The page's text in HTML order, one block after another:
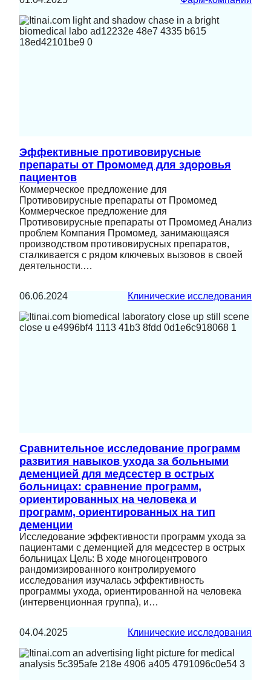
Эффективные противовирусные
препараты от Промомед для здоровья
пациентов
Коммерческое предложение для
Противовирусные препараты от Промомед
Коммерческое предложение для
Противовирусные препараты от Промомед Анализ
проблем Компания Промомед, занимающаяся
производством противовирусных препаратов,
сталкивается с рядом ключевых вызовов в своей
деятельности.…
06.06.2024 Клинические исследования
Сравнительное исследование программ
развития навыков ухода за больными
деменцией для медсестер в острых
больницах: сравнение программ,
ориентированных на человека и
программ, ориентированных на тип
деменции
Исследование эффективности программ ухода за
пациентами с деменцией для медсестер в острых
больницах Цель: В ходе многоцентрового
рандомизированного контролируемого
исследования изучалась эффективность
программы ухода, ориентированной на человека
(интервенционная группа), и…
04.04.2025 Клинические исследования